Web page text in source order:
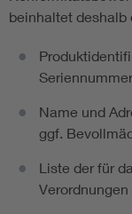
beinhaltet deshalb
Seriennummer
Name und
ggf.
Liste der für
Verordnungen